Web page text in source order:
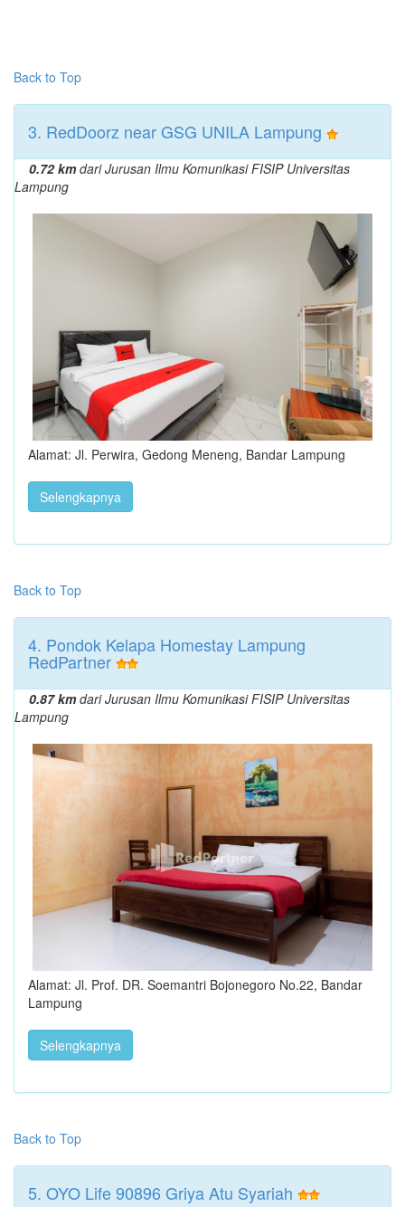
Back to Top
3. RedDoorz near GSG UNILA Lampung
0.72 kmdari Jurusan Ilmu Komunikasi FISIP Universitas
Lampung
Alamat: Jl. Perwira, Gedong Meneng, Bandar Lampung
Selengkapnya
Back to Top
4. Pondok Kelapa Homestay Lampung
RedPartner
0.87 kmdari Jurusan Ilmu Komunikasi FISIP Universitas
Lampung
Alamat: Jl. Prof. DR. Soemantri Bojonegoro No.22, Bandar
Lampung
Selengkapnya
Back to Top
5. OYO Life 90896 Griya Atu Syariah